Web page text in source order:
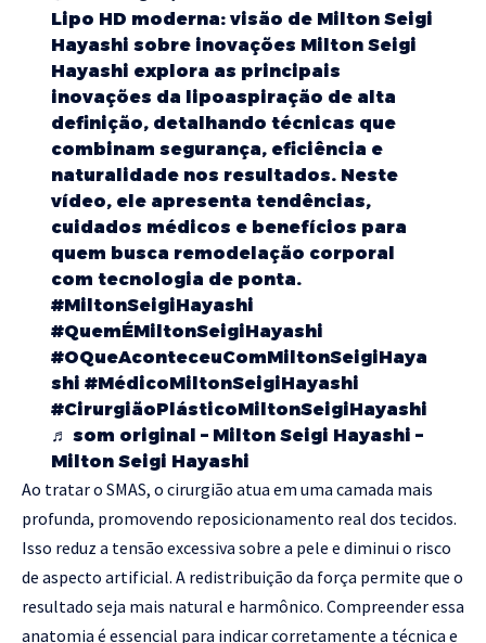
Lipo HD moderna: visão de Milton Seigi
Hayashi sobre inovações Milton Seigi
Hayashi explora as principais
inovações da lipoaspiração de alta
definição, detalhando técnicas que
combinam segurança, eficiência e
naturalidade nos resultados. Neste
vídeo, ele apresenta tendências,
cuidados médicos e benefícios para
quem busca remodelação corporal
com tecnologia de ponta.
#MiltonSeigiHayashi
#QuemÉMiltonSeigiHayashi
#OQueAconteceuComMiltonSeigiHaya
shi #MédicoMiltonSeigiHayashi
#CirurgiãoPlásticoMiltonSeigiHayashi
♬ som original – Milton Seigi Hayashi –
Milton Seigi Hayashi
Ao tratar o SMAS, o cirurgião atua em uma camada mais
profunda, promovendo reposicionamento real dos tecidos.
Isso reduz a tensão excessiva sobre a pele e diminui o risco
de aspecto artificial. A redistribuição da força permite que o
resultado seja mais natural e harmônico. Compreender essa
anatomia é essencial para indicar corretamente a técnica e